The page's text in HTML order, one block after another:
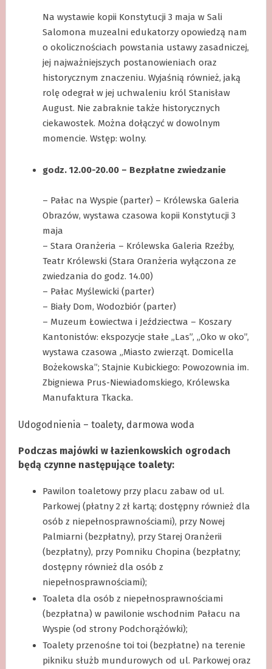
Na wystawie kopii Konstytucji 3 maja w Sali
Salomona muzealni edukatorzy opowiedzą nam
o okolicznościach powstania ustawy zasadniczej,
jej najważniejszych postanowieniach oraz
historycznym znaczeniu. Wyjaśnią również, jaką
rolę odegrał w jej uchwaleniu król Stanisław
August. Nie zabraknie także historycznych
ciekawostek. Można dołączyć w dowolnym
momencie. Wstęp: wolny.
godz. 12.00-20.00 – Bezpłatne zwiedzanie
– Pałac na Wyspie (parter) – Królewska Galeria
Obrazów, wystawa czasowa kopii Konstytucji 3
maja
– Stara Oranżeria – Królewska Galeria Rzeźby,
Teatr Królewski (Stara Oranżeria wyłączona ze
zwiedzania do godz. 14.00)
– Pałac Myślewicki (parter)
– Biały Dom, Wodozbiór (parter)
– Muzeum Łowiectwa i Jeździectwa – Koszary
Kantonistów: ekspozycje stałe „Las”, „Oko w oko”,
wystawa czasowa „Miasto zwierząt. Domicella
Bożekowska”; Stajnie Kubickiego: Powozownia im.
Zbigniewa Prus-Niewiadomskiego, Królewska
Manufaktura Tkacka.
Udogodnienia – toalety, darmowa woda
Podczas majówki w łazienkowskich ogrodach
będą czynne następujące toalety:
Pawilon toaletowy przy placu zabaw od ul.
Parkowej (płatny 2 zł kartą; dostępny również dla
osób z niepełnosprawnościami), przy Nowej
Palmiarni (bezpłatny), przy Starej Oranżerii
(bezpłatny), przy Pomniku Chopina (bezpłatny;
dostępny również dla osób z
niepełnosprawnościami);
Toaleta dla osób z niepełnosprawnościami
(bezpłatna) w pawilonie wschodnim Pałacu na
Wyspie (od strony Podchorążówki);
Toalety przenośne toi toi (bezpłatne) na terenie
pikniku służb mundurowych od ul. Parkowej oraz